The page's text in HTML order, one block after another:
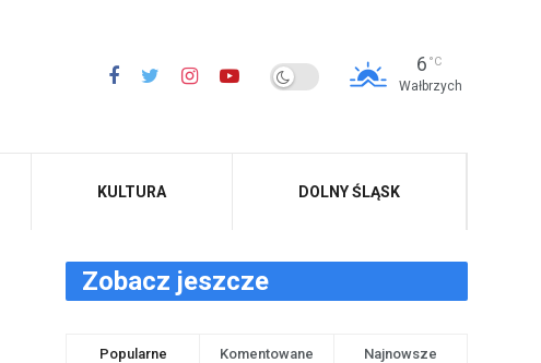
6 °C
Wałbrzych
KULTURA DOLNY ŚLĄSK
Zobacz jeszcze
Popularne Komentowane Najnowsze